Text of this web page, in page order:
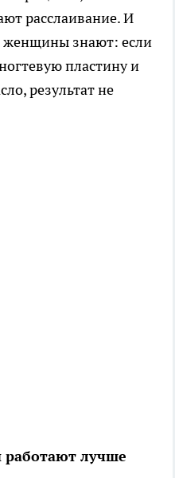
расслаивание. И
женщины знают: если
пластину и
результат не
работают лучше